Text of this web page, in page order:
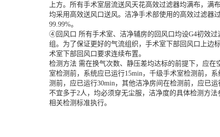
上方。所有手术室层流送风天花高效过滤器均满布，满
均采用高效送风口送风。洁净手术部使用的高效过滤器
99.99%。
④回风口 所有手术室、洁净辅房的回风口均设G4初效
组。为了保证更好的气流组织，手术室下部回风口上边
术室下部回风口要求连续布置。
检测方法 需在换气次数、静压差均达标的前提下，应在
室检测前，系统应已运行15min，千级手术室检测前，
测前，应已运行30min，其他洁净房间在检测前，应已
不宜多于2人，均必须穿无尘服，洁净度的具体检测方法
相关检测标准执行。